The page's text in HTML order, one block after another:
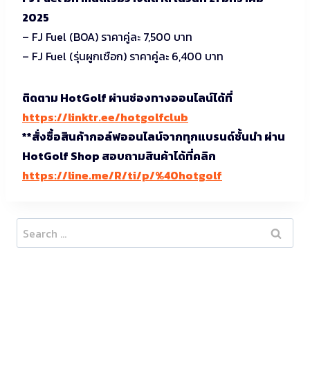
2025
– FJ Fuel (BOA) ราคาคู่ละ 7,500 บาท
– FJ Fuel (รุ่นผูกเชือก) ราคาคู่ละ 6,400 บาท
ติดตาม HotGolf ผ่านช่องทางออนไลน์ได้ที่
https://linktr.ee/hotgolfclub
**สั่งซื้อสินค้ากอล์ฟออนไลน์จากทุกแบรนด์ชั้นนำ ผ่าน
HotGolf Shop สอบถามสินค้าได้ที่คลิก
https://line.me/R/ti/p/%40hotgolf
Search
for: